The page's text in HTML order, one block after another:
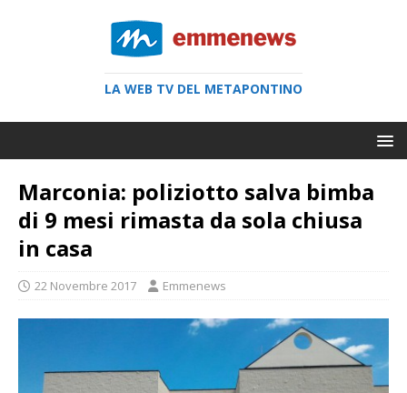
LA WEB TV DEL METAPONTINO
Marconia: poliziotto salva bimba
di 9 mesi rimasta da sola chiusa
in casa
22 Novembre 2017 Emmenews